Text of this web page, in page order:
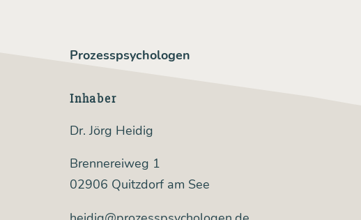
Prozesspsychologen
Inhaber
Dr. Jörg Heidig
Brennereiweg 1
02906 Quitzdorf am See